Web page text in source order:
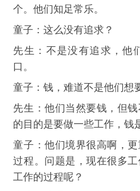
个。他们知足常乐。
童子：这么没有追求？
先生：不是没有追求，他
口。
童子：钱，难道不是他们想
先生：他们当然要钱，但
的目的是要做一些工作，钱
童子：他们境界很高啊，
过程。问题是，现在很多
工作的过程呢？